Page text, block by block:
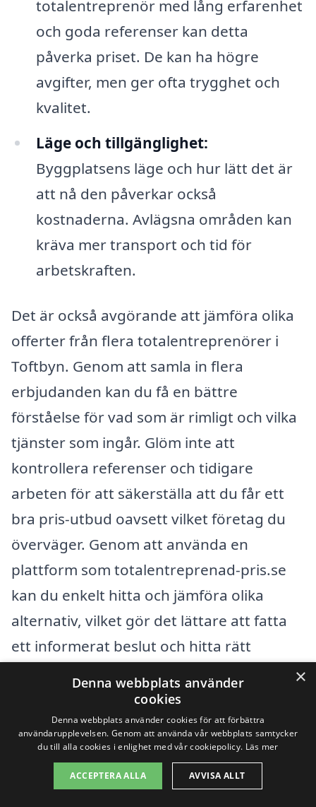
totalentreprenör med lång erfarenhet
och goda referenser kan detta
påverka priset. De kan ha högre
avgifter, men ger ofta trygghet och
kvalitet.
Läge och tillgänglighet:
Byggplatsens läge och hur lätt det är
att nå den påverkar också
kostnaderna. Avlägsna områden kan
kräva mer transport och tid för
arbetskraften.
Det är också avgörande att jämföra olika
offerter från flera totalentreprenörer i
Toftbyn. Genom att samla in flera
erbjudanden kan du få en bättre
förståelse för vad som är rimligt och vilka
tjänster som ingår. Glöm inte att
kontrollera referenser och tidigare
arbeten för att säkerställa att du får ett
bra pris-utbud oavsett vilket företag du
överväger. Genom att använda en
plattform som totalentreprenad-pris.se
kan du enkelt hitta och jämföra olika
alternativ, vilket gör det lättare att fatta
ett informerat beslut och hitta rätt
Sammanfattningsvis, att förstå de
faktorer som påverkar priset på
totalentreprenad i Toftbyn är nyckeln till
att få det bästa värdet för din investering.
×
Denna webbplats använder
cookies
Denna webbplats använder cookies för att förbättra
användarupplevelsen. Genom att använda vår webbplats samtycker
du till alla cookies i enlighet med vår cookiepolicy. Läs mer
ACCEPTERA ALLA AVVISA ALLT